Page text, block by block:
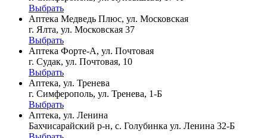
Выбрать
Аптека Медведь Плюс, ул. Московская
г. Ялта, ул. Московская 37
Выбрать
Аптека Форте-А, ул. Почтовая
г. Судак, ул. Почтовая, 10
Выбрать
Аптека, ул. Тренева
г. Симферополь, ул. Тренева, 1-Б
Выбрать
Аптека, ул. Ленина
Бахчисарайский р-н, с. Голубинка ул. Ленина 32-Б